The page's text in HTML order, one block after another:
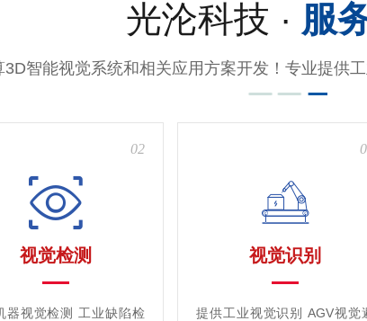
光沦科技 · 服
智能视觉系统和相关应用方案开发！专业提供
02
视觉检测
器视觉检测 工业缺陷检
视觉识别
提供工业视觉识别 AGV视觉